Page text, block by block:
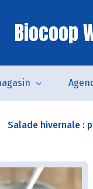
Biocoop
Salade hivernale :